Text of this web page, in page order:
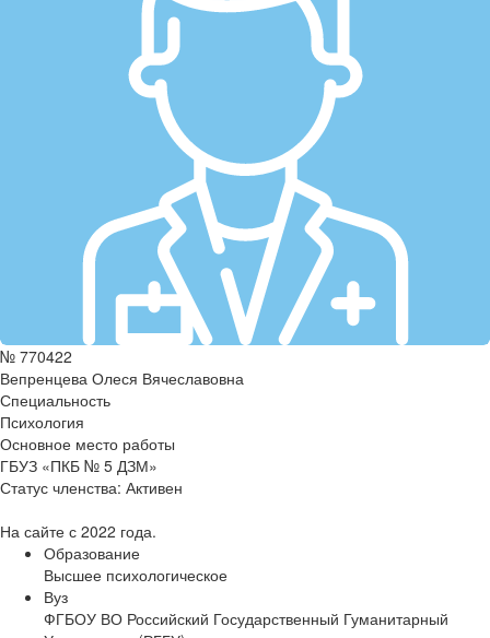
№ 770422
Вепренцева Олеся Вячеславовна
Специальность
Психология
Основное место работы
ГБУЗ «ПКБ № 5 ДЗМ»
Статус членства: Активен
На сайте с 2022 года.
Образование
Высшее психологическое
Вуз
ФГБОУ ВО Российский Государственный Гуманитарный